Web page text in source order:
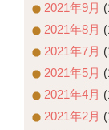
2021年9月
2021年8月
2021年7月
2021年5月
2021年4月
2021年2月